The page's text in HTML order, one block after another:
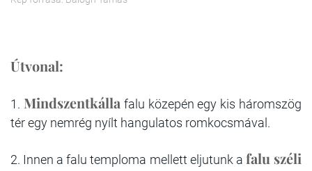
Útvonal:
1. Mindszentkálla falu közepén egy kis háromszög
tér egy nemrég nyílt hangulatos romkocsmával.
2. Innen a falu temploma mellett eljutunk a falu széli